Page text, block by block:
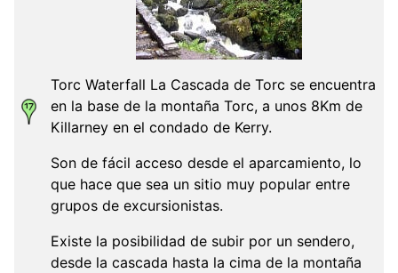
Torc Waterfall La Cascada de Torc se encuentra
en la base de la montaña Torc, a unos 8Km de
Killarney en el condado de Kerry.
Son de fácil acceso desde el aparcamiento, lo
que hace que sea un sitio muy popular entre
grupos de excursionistas.
Existe la posibilidad de subir por un sendero,
desde la cascada hasta la cima de la montaña